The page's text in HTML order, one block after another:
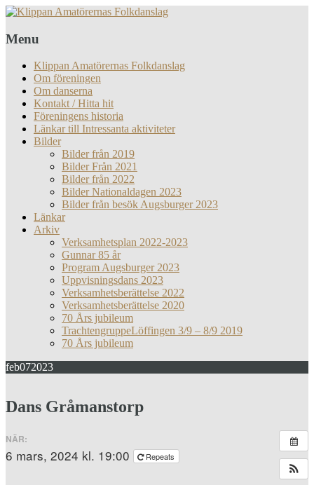
Menu
Klippan Amatörernas Folkdanslag
Om föreningen
Om danserna
Kontakt / Hitta hit
Föreningens historia
Länkar till Intressanta aktiviteter
Bilder
Bilder från 2019
Bilder Från 2021
Bilder från 2022
Bilder Nationaldagen 2023
Bilder från besök Augsburger 2023
Länkar
Arkiv
Verksamhetsplan 2022-2023
Gunnar 85 år
Program Augsburger 2023
Uppvisningsdans 2023
Verksamhetsberättelse 2022
Verksamhetsberättelse 2020
70 Års jubileum
TrachtengruppeLöffingen 3/9 – 8/9 2019
70 Års jubileum
feb072023
Dans Gråmanstorp
NÄR:
6 mars, 2024 kl. 19:00 Repeats